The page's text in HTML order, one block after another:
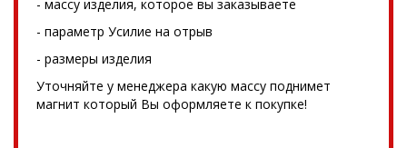
- массу изделия, которое вы заказываете
- параметр Усилие на отрыв
- размеры изделия
Уточняйте у менеджера какую массу поднимет
магнит который Вы оформляете к покупке!